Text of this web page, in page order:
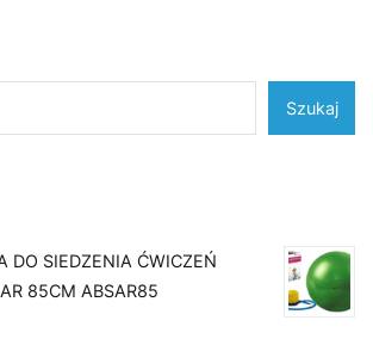
Szukaj
DO SIEDZENIA ĆWICZEŃ
85CM ABSAR85